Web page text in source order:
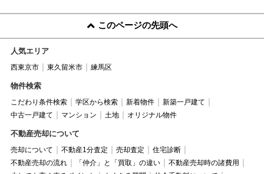
このページの先頭へ
人気エリア
西東京市 東久留米市 練馬区
物件検索
こだわり条件検索 学区から検索 新着物件
新築一戸建て
中古一戸建て
マンション 土地 オリジナル物件
不動産売却について
売却について 不動産1分査定 売却査定
住宅診断
不動産売却の流れ
「仲介」と「買取」の違い
不動産売却時の諸費用